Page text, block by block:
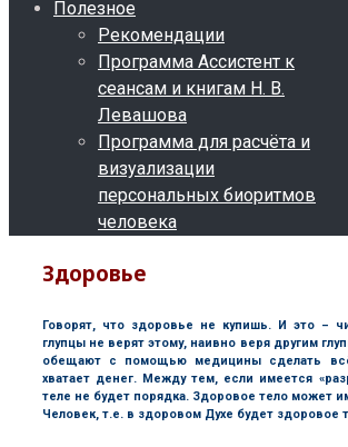
Полезное
Рекомендации
Программа Ассистент к
сеансам и книгам Н. В.
Левашова
Программа для расчёта и
визуализации
персональных биоритмов
человека
Здоровье
Говорят, что здоровье не купишь. И это –
глупцы не верят этому, наивно веря другим
обещают с помощью медицины сделать
хватает денег. Между тем, если имеется
теле не будет порядка. Здоровое тело может
Человек, т.е. в здоровом Духе будет здоровое